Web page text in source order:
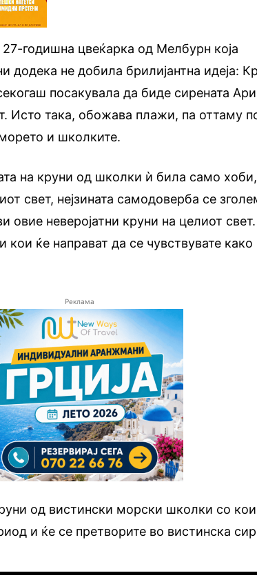
27-годишна цвеќарка од Мелбурн која
додека не добила брилијантна идеја:
посакувала да биде сирената
Исто така, обожава плажи, па оттаму
и школките.
на круни од школки ѝ била само
свет, нејзината самодоверба се
овие неверојатни круни на целиот свет.
ќе направат да се чувствувате како
Реклама
од вистински морски школки со
и ќе се претворите во вистинска